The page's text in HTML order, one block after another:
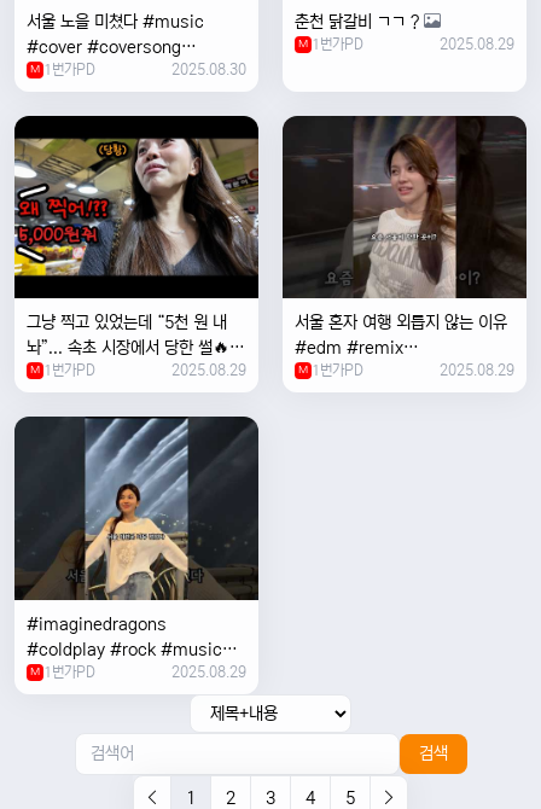
서울 노을 미쳤다 #music
#cover #coversong
#singer #서울 #노을 #한국 #
한강
M 1번가PD 2025.08.30
춘천 닭갈비 ㄱㄱ ?
M 1번가PD 2025.08.29
그냥 찍고 있었는데 “5천 원 내
놔”... 속초 시장에서 당한 썰🔥
M 1번가PD 2025.08.29
서울 혼자 여행 외릅지 않는 이유
#edm #remix
#electronicmusic #singer
#newmusic #music #여행
M 1번가PD 2025.08.29
#imaginedragons
#coldplay #rock #music
#concert
M 1번가PD 2025.08.29
검색
1 2 3 4 5